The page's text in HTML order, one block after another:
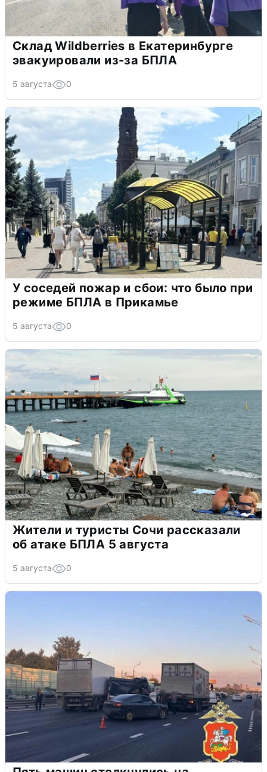
Склад Wildberries в Екатеринбурге
эвакуировали из-за БПЛА
5 августа 0
У соседей пожар и сбои: что было при
режиме БПЛА в Прикамье
5 августа 0
Жители и туристы Сочи рассказали
об атаке БПЛА 5 августа
5 августа 0